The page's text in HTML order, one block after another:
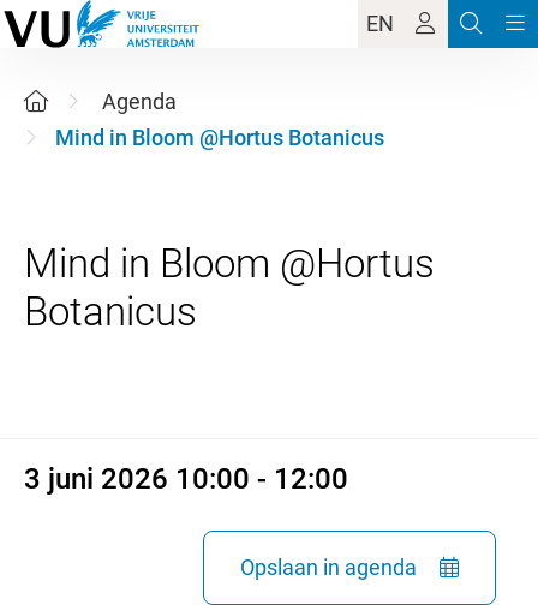
EN
Agenda
Mind in Bloom @Hortus Botanicus
Mind in Bloom @Hortus
3 juni 2026 10:00 - 12:00
Opslaan in agenda